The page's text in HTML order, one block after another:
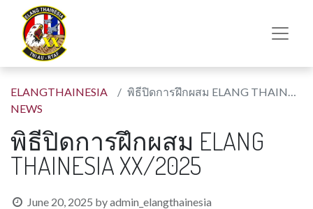
ELANGTHAINESIA
NEWS
พิธีปิดการฝึกผสม ELANG THAINESIA XX/2025
พิธีปิดการฝึกผสม ELANG
THAINESIA XX/2025
June 20, 2025 byadmin_elangthainesia